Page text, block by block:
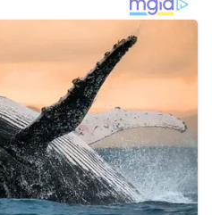
y
Li
n
k